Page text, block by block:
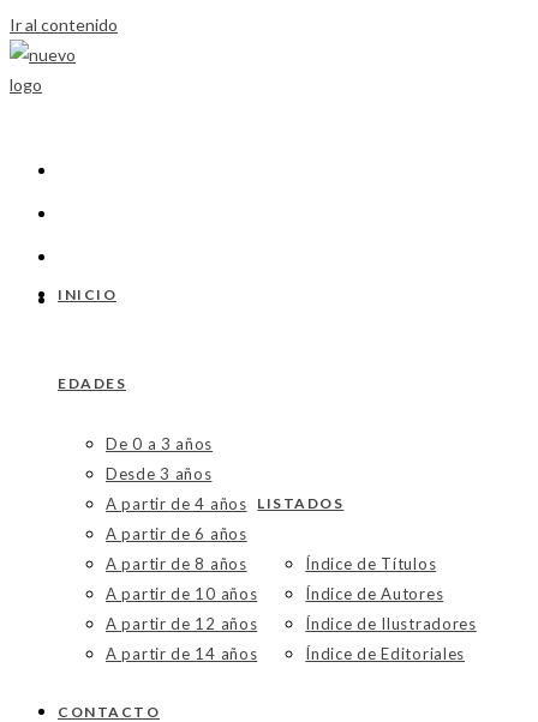
Ir al contenido
INICIO
EDADES
De 0 a 3 años
Desde 3 años
A partir de 4 años
A partir de 6 años
A partir de 8 años
A partir de 10 años
A partir de 12 años
A partir de 14 años
LISTADOS
Índice de Títulos
Índice de Autores
Índice de Ilustradores
Índice de Editoriales
CONTACTO